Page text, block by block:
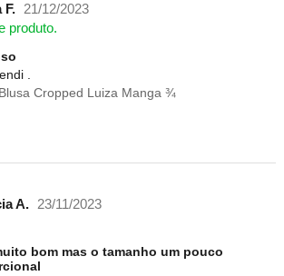
F.
21/12/2023
produto.
.
Blusa Cropped Luiza Manga ¾
A.
23/11/2023
bom mas o tamanho um pouco